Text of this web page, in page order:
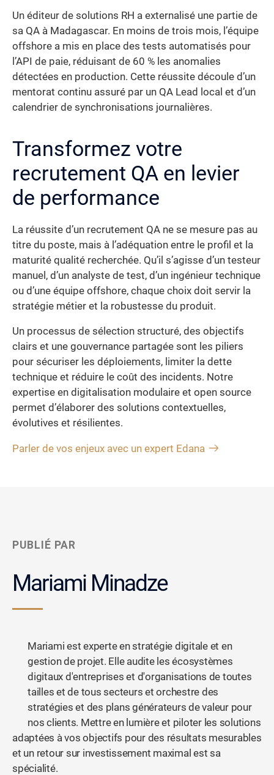
Un éditeur de solutions RH a externalisé une partie de
sa QA à Madagascar. En moins de trois mois, l’équipe
offshore a mis en place des tests automatisés pour
l’API de paie, réduisant de 60 % les anomalies
détectées en production. Cette réussite découle d’un
mentorat continu assuré par un QA Lead local et d’un
calendrier de synchronisations journalières.
Transformez votre
recrutement QA en levier
de performance
La réussite d’un recrutement QA ne se mesure pas au
titre du poste, mais à l’adéquation entre le profil et la
maturité qualité recherchée. Qu’il s’agisse d’un testeur
manuel, d’un analyste de test, d’un ingénieur technique
ou d’une équipe offshore, chaque choix doit servir la
stratégie métier et la robustesse du produit.
Un processus de sélection structuré, des objectifs
clairs et une gouvernance partagée sont les piliers
pour sécuriser les déploiements, limiter la dette
technique et réduire le coût des incidents. Notre
expertise en digitalisation modulaire et open source
permet d’élaborer des solutions contextuelles,
évolutives et résilientes.
Parler de vos enjeux avec un expert Edana
PUBLIÉ PAR
Mariami Minadze
Mariami est experte en stratégie digitale et en
gestion de projet. Elle audite les écosystèmes
digitaux d'entreprises et d'organisations de toutes
tailles et de tous secteurs et orchestre des
stratégies et des plans générateurs de valeur pour
nos clients. Mettre en lumière et piloter les solutions
adaptées à vos objectifs pour des résultats mesurables
et un retour sur investissement maximal est sa
spécialité.